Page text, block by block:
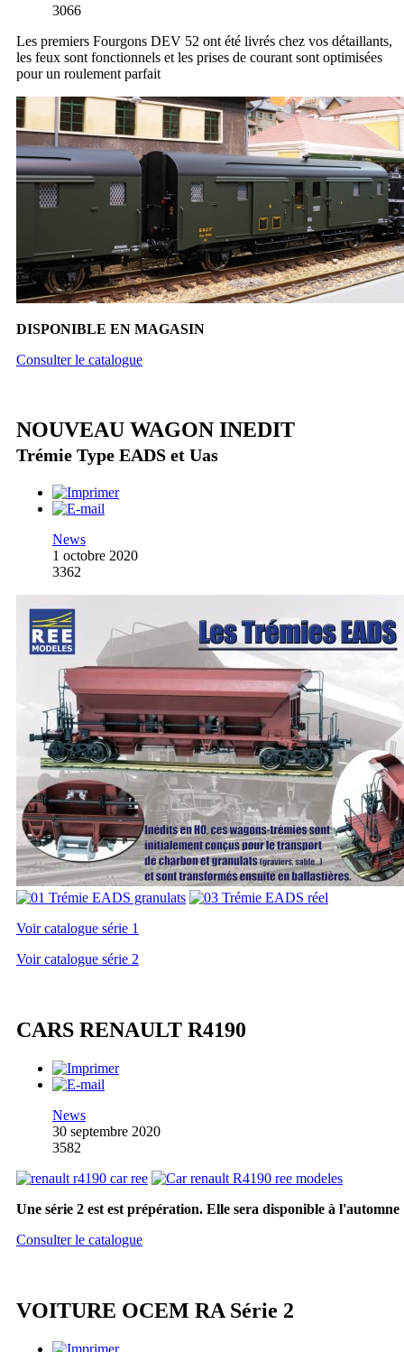
3066
Les premiers Fourgons DEV 52 ont été livrés chez vos détaillants,
les feux sont fonctionnels et les prises de courant sont optimisées
pour un roulement parfait
DISPONIBLE EN MAGASIN
Consulter le catalogue
NOUVEAU WAGON INEDIT
Trémie Type EADS et Uas
News
1 octobre 2020
3362
Voir catalogue série 1
Voir catalogue série 2
CARS RENAULT R4190
News
30 septembre 2020
3582
Une série 2 est est prépération. Elle sera disponible à l'automne
Consulter le catalogue
VOITURE OCEM RA Série 2